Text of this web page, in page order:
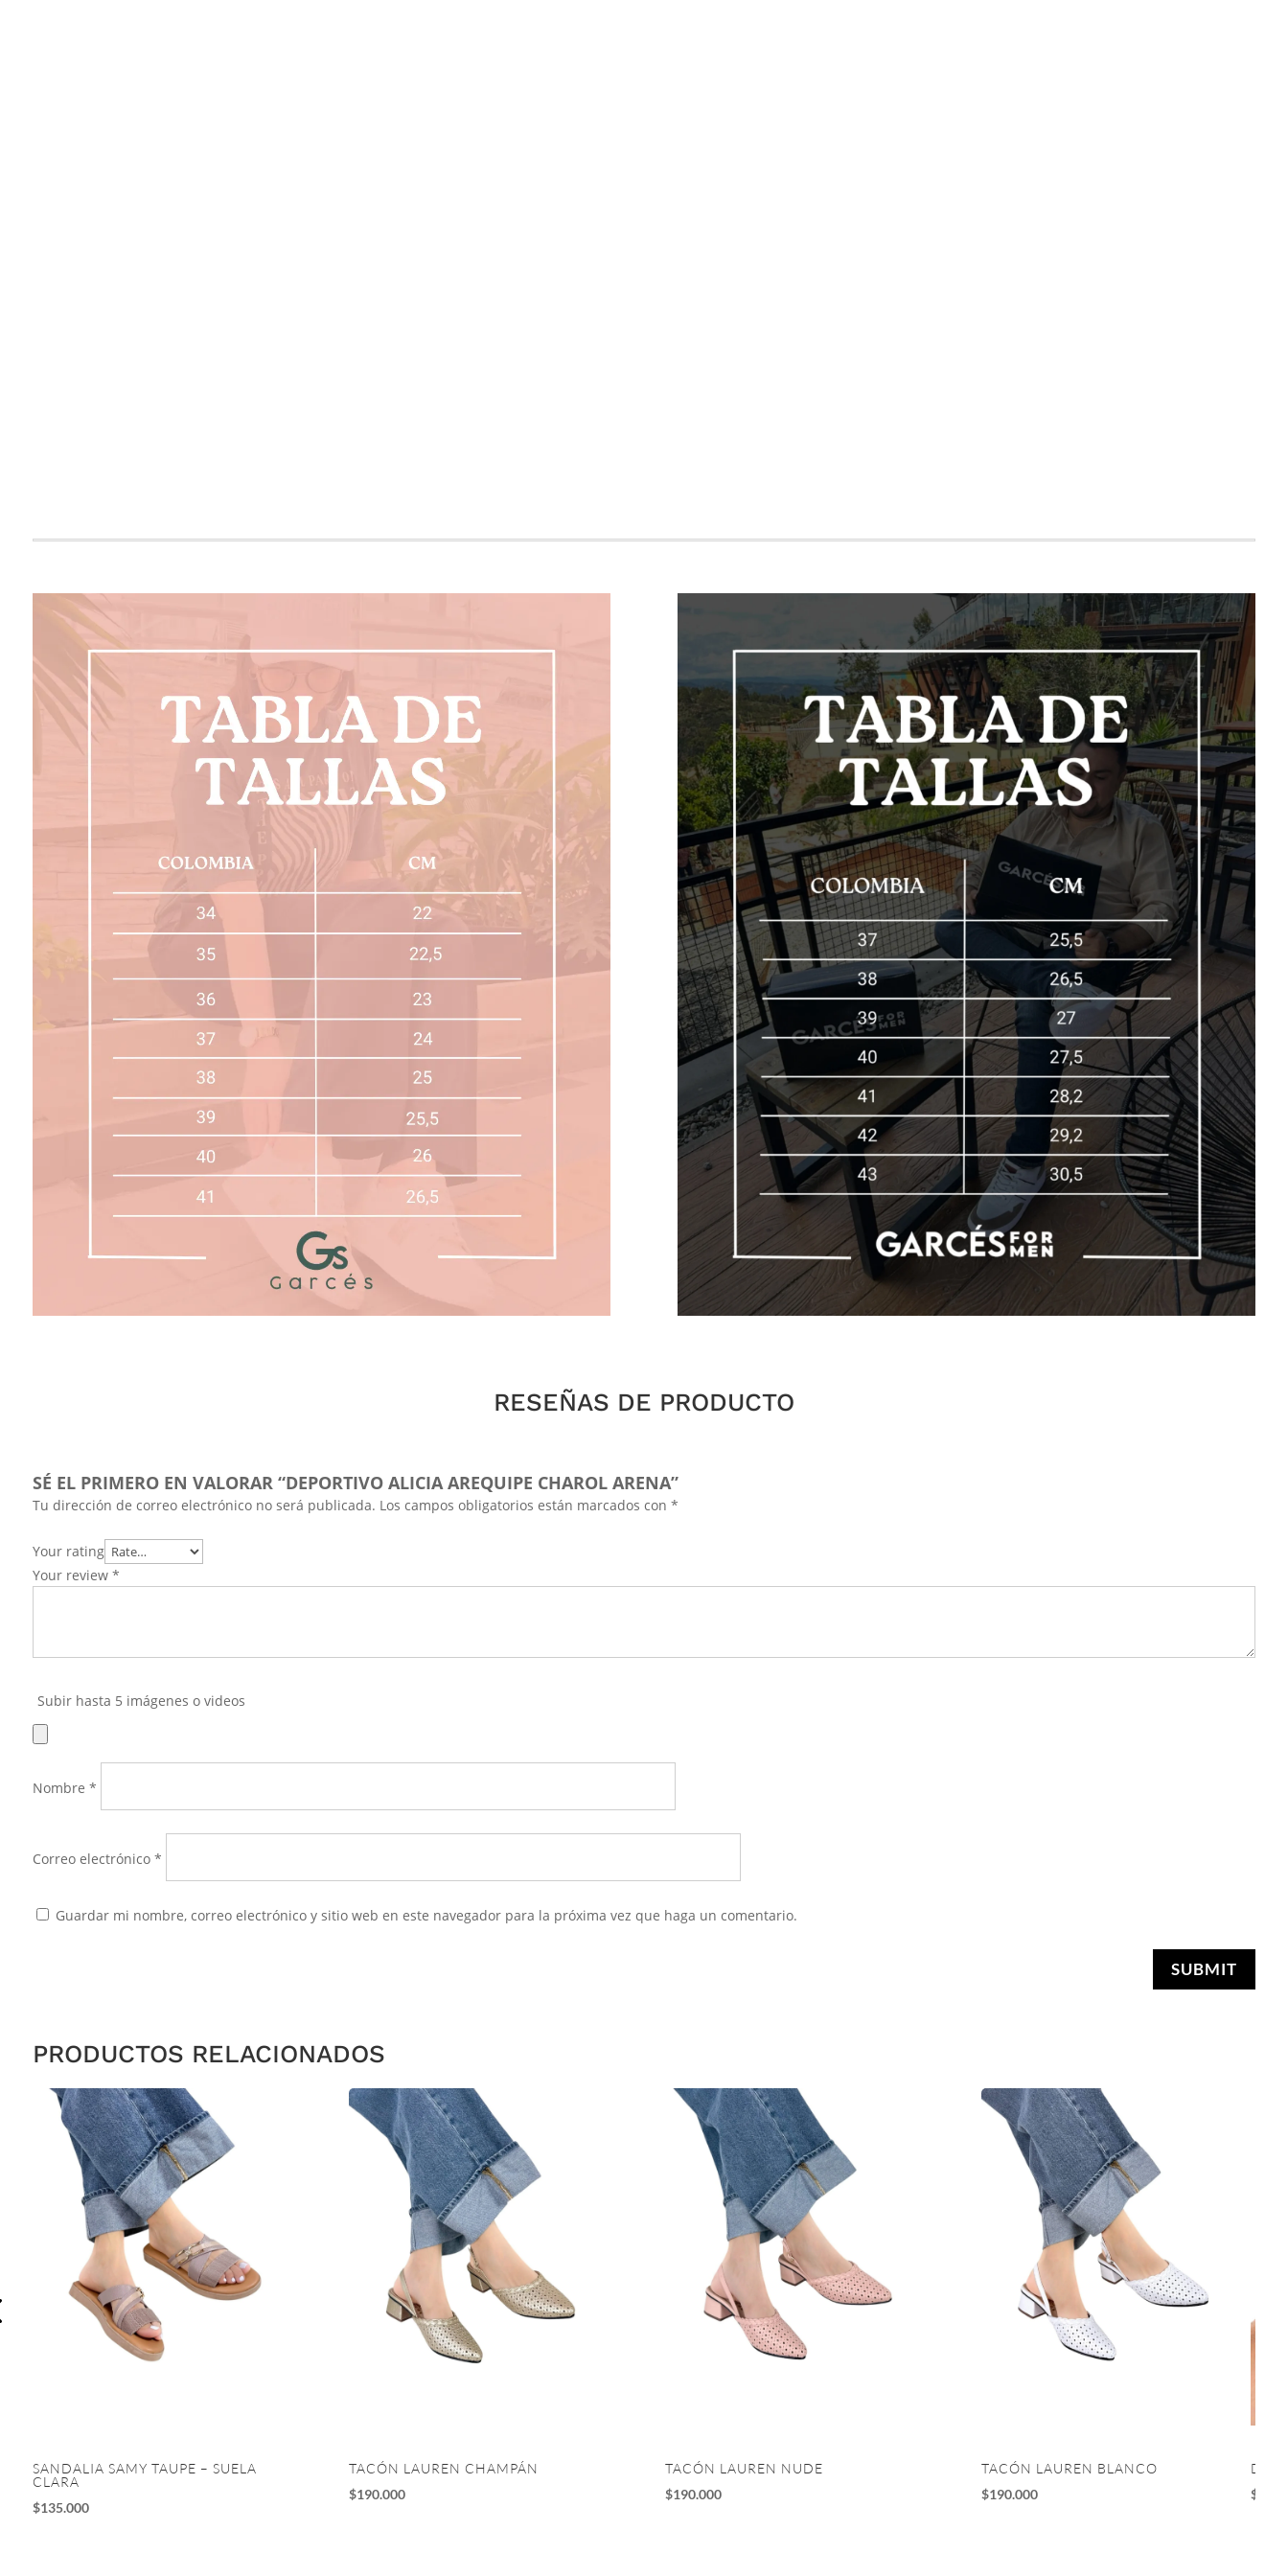
RESEÑAS DE PRODUCTO
SÉ EL PRIMERO EN VALORAR “DEPORTIVO ALICIA AREQUIPE CHAROL ARENA”
Tu dirección de correo electrónico no será publicada. Los campos obligatorios están marcados con *
Your rating
Your review *
Subir hasta 5 imágenes o videos
Nombre *
Correo electrónico *
Guardar mi nombre, correo electrónico y sitio web en este navegador para la próxima vez que haga un comentario.
SUBMIT
PRODUCTOS RELACIONADOS
SANDALIA SAMY TAUPE – SUELA
CLARA
$135.000
TACÓN LAUREN CHAMPÁN
$190.000
TACÓN LAUREN NUDE
$190.000
TACÓN LAUREN BLANCO
$190.000
$